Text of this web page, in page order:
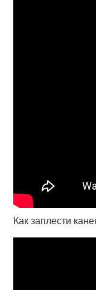
Как заплести